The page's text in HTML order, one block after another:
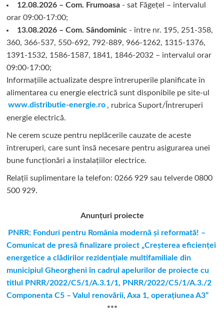
12.08.2026 – Com. Frumoasa- sat Făgețel – intervalul
orar 09:00-17:00;
13.08.2026 – Com. Sândominic- între nr. 195, 251-358,
360, 366-537, 550-692, 792-889, 966-1262, 1315-1376,
1391-1532, 1586-1587, 1841, 1846-2032 – intervalul orar
09:00-17:00;
Informațiile actualizate despre întreruperile planificate în
alimentarea cu energie electrică sunt disponibile pe site-ul
www.distributie-energie.ro , rubrica Suport/Întreruperi
energie electrică.
Ne cerem scuze pentru neplăcerile cauzate de aceste
întreruperi, care sunt însă necesare pentru asigurarea unei
bune funcționări a instalațiilor electrice.
Relații suplimentare la tel efon: 0266 929 sau telverde 0800
500 929.
Anunțuri proiecte
PNRR: Fonduri pentru România modernă şi reformată! –
Comunicat de presă finalizare proiect „Creşterea eficienţei
energetice a clădirilor rezidenţiale multifamiliale din
municipiul Gheorgheni în cadrul apelurilor de proiecte cu
titlul PNRR/2022/C5/1/A.3.1/1, PNRR/2022/C5/1/A.3./2
Componenta C5 – Valul renovării, Axa 1, operaţiunea A3”
***